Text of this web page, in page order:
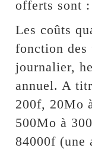
offerts sont
Les coûts
fonction des
journalier,
annuel. A
200f, 20Mo
500Mo à
84000f (une